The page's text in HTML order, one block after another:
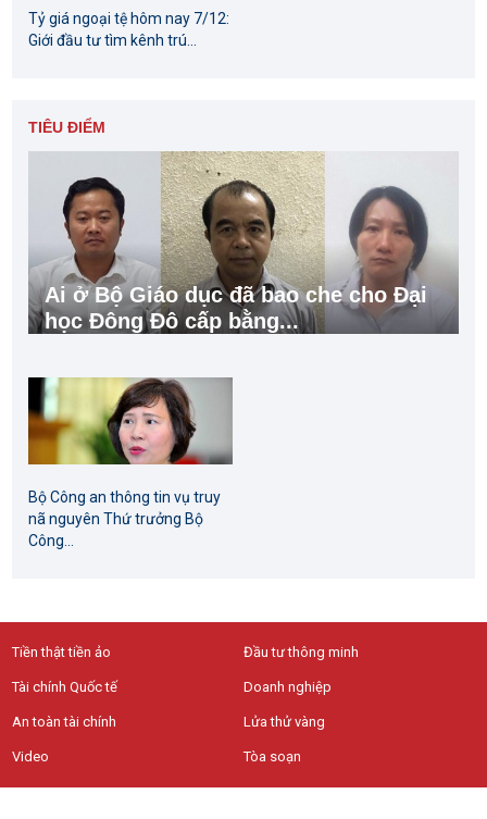
Tỷ giá ngoại tệ hôm nay 7/12:
Giới đầu tư tìm kênh trú...
TIÊU ĐIỂM
Ai ở Bộ Giáo dục đã bao che cho Đại
học Đông Đô cấp bằng...
Bộ Công an thông tin vụ truy
nã nguyên Thứ trưởng Bộ
Công...
Tiền thật tiền ảo Đầu tư thông minh
Tài chính Quốc tế Doanh nghiệp
An toàn tài chính Lửa thử vàng
Video Tòa soạn